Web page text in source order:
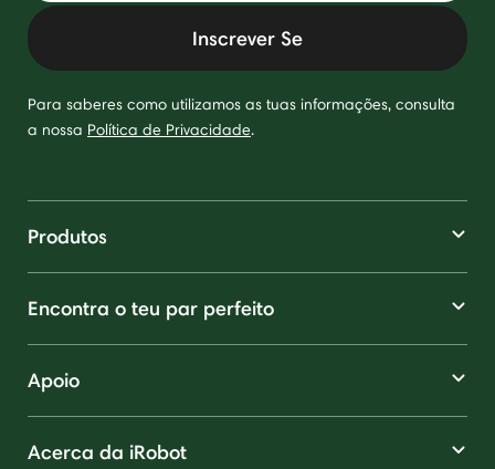
Inscrever Se
Para saberes como utilizamos as tuas informações, consulta
a nossa Política de Privacidade.
Produtos
Encontra o teu par perfeito
Apoio
Acerca da iRobot